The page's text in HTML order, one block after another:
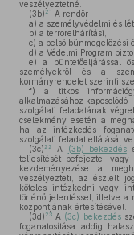
veszélyeztetné.
(3b) 21 A rendőr
a) a személyvédelmi és
b) a terrorelhárítási,
c) a belső bűnmegelőzési
d) a Védelmi Program
e) a büntetőeljárással
személyekről és a
kormányrendelet szerinti
f) a titkos
alkalmazásához kapcsolódó
szolgálati feladatának
cselekmény esetén a
ha az intézkedés
szolgálati feladat ellátását
(3c) 22 A (3b) bekezdés
teljesítését befejezte,
kezdeményezése a
veszélyezteti, az észlelt
köteles intézkedni vagy
történő jelentéssel, illetve a
központjának értesítésével.
(3d) 23 A (3c) bekezdés
foganatosítása addig